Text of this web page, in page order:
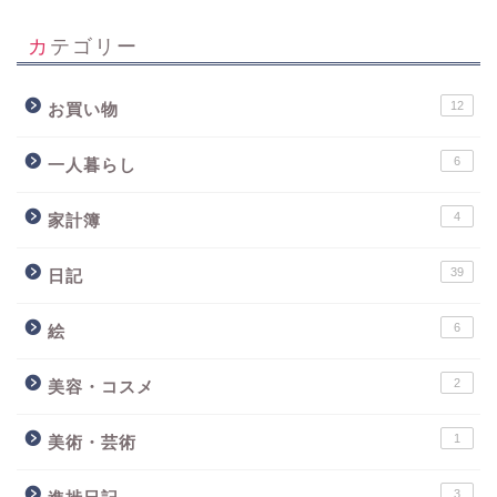
カテゴリー
お買い物 12
一人暮らし 6
家計簿 4
日記 39
絵 6
美容・コスメ 2
美術・芸術 1
3